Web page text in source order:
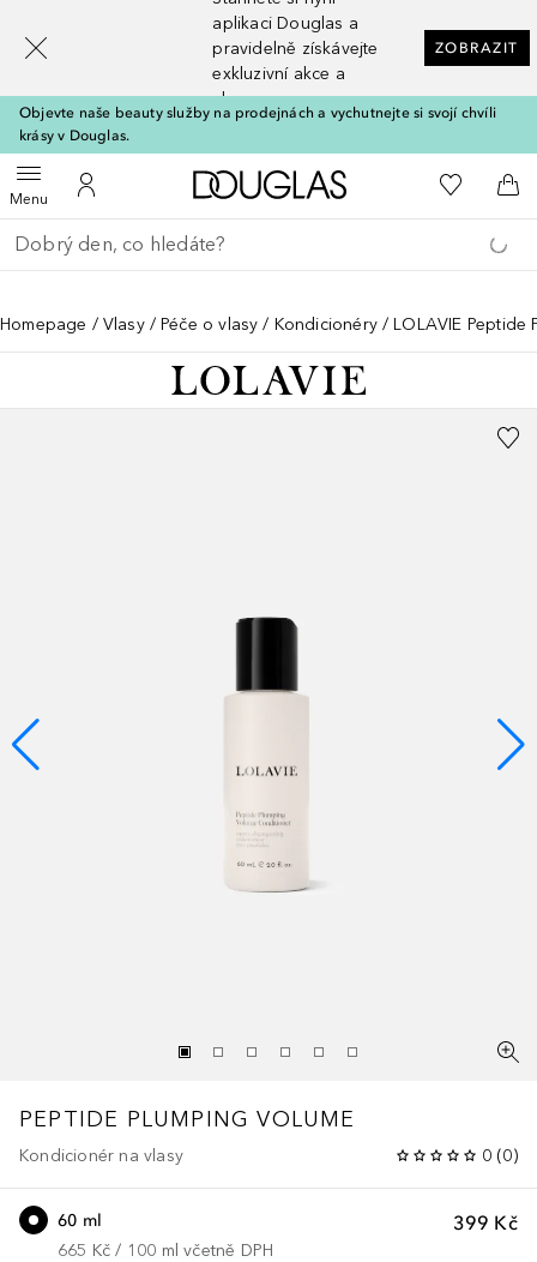
aplikaci Douglas a
pravidelně získávejte
exkluzivní akce a
slevy
ZOBRAZIT
Objevte naše beauty služby na prodejnách a vychutnejte si svojí chvíli
krásy v Douglas.
MenuOtevřít menuK mému účtu
Domů K mému
Do
Vraťte se
Proveďte vyhledávání
Homepage Vlasy Péče o vlasy Kondicionéry LOLAVIE Peptide
PEPTIDE PLUMPING VOLUME
Kondicionér na vlasy 0 (0)
399 Kč
60 ml
665 Kč / 100 ml včetně DPH
[navigation.slideout.screenreader]